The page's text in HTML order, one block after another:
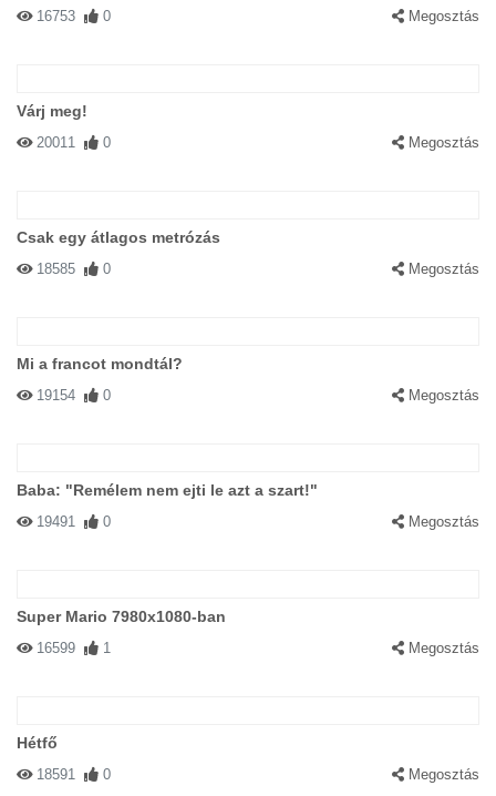
16753 0 Megosztás
Várj meg!
20011 0 Megosztás
Csak egy átlagos metrózás
18585 0 Megosztás
Mi a francot mondtál?
19154 0 Megosztás
Baba: "Remélem nem ejti le azt a szart!"
19491 0 Megosztás
Super Mario 7980x1080-ban
16599 1 Megosztás
Hétfő
18591 0 Megosztás